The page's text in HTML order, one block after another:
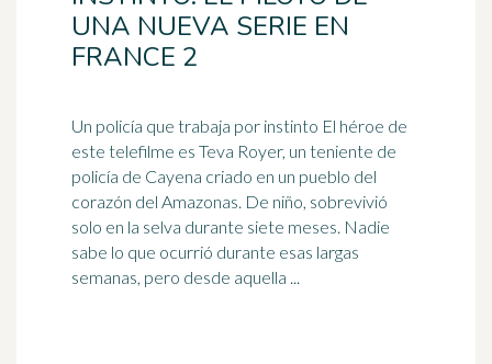
UNA NUEVA SERIE EN
FRANCE 2
Un policía que trabaja por instinto El héroe de
este telefilme es Teva Royer, un teniente de
policía de Cayena criado en un pueblo del
corazón del Amazonas. De niño, sobrevivió
solo en la selva durante siete meses. Nadie
sabe lo que ocurrió durante esas largas
semanas, pero desde aquella ...